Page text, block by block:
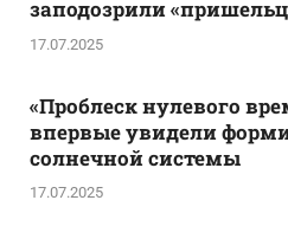
заподозрили
17.07.2025
«Проблеск нулевого
впервые увидели
солнечной системы
17.07.2025